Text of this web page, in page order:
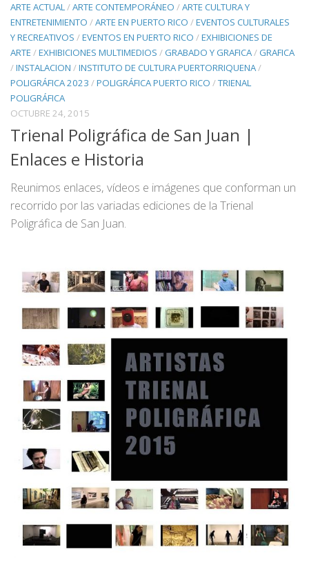
ARTE ACTUAL/ARTE CONTEMPORÁNEO /ARTE CULTURA Y
ENTRETENIMIENTO /ARTE EN PUERTO RICO /EVENTOS CULTURALES
Y RECREATIVOS /EVENTOS EN PUERTO RICO /EXHIBICIONES DE
ARTE /EXHIBICIONES MULTIMEDIOS / GRABADO Y GRAFICA/ GRAFICA
/INSTALACION /INSTITUTO DE CULTURA PUERTORRIQUENA/
POLIGRÁFICA 2023 /POLIGRÁFICA PUERTO RICO /TRIENAL
POLIGRÁFICA
OCTUBRE 24, 2015
Trienal Poligráfica de San Juan |
Enlaces e Historia
Reunimos enlaces, vídeos e imágenes que conforman un
recorrido por las variadas ediciones de la Trienal
Poligráfica de San Juan.